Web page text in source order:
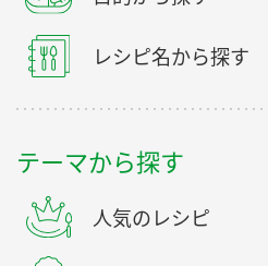
レシピ名から探す
テーマから探す
人気のレシピ